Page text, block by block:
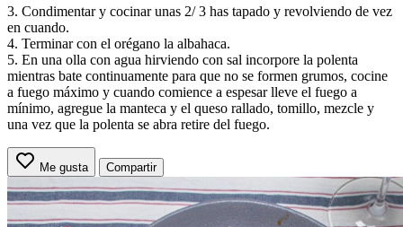
3. Condimentar y cocinar unas 2/ 3 has tapado y revolviendo de vez
en cuando.
4. Terminar con el orégano la albahaca.
5. En una olla con agua hirviendo con sal incorpore la polenta
mientras bate continuamente para que no se formen grumos, cocine
a fuego máximo y cuando comience a espesar lleve el fuego a
mínimo, agregue la manteca y el queso rallado, tomillo, mezcle y
una vez que la polenta se abra retire del fuego.
Me gusta Compartir